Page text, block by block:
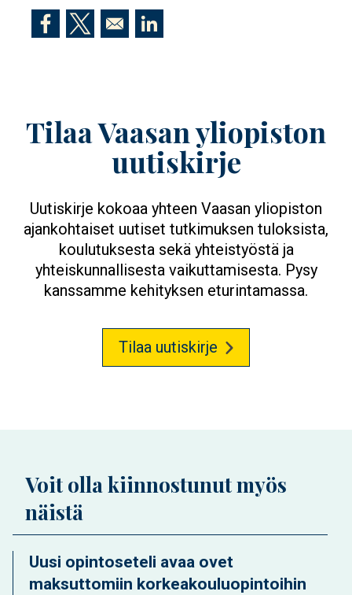
Opens in a new window
Opens in a new windowOpens in a new window
Tilaa Vaasan yliopiston
uutiskirje
Uutiskirje kokoaa yhteen Vaasan yliopiston
ajankohtaiset uutiset tutkimuksen tuloksista,
koulutuksesta sekä yhteistyöstä ja
yhteiskunnallisesta vaikuttamisesta. Pysy
kanssamme kehityksen eturintamassa.
Tilaa uutiskirje
Voit olla kiinnostunut myös
näistä
Uusi opintoseteli avaa ovet
maksuttomiin korkeakouluopintoihin